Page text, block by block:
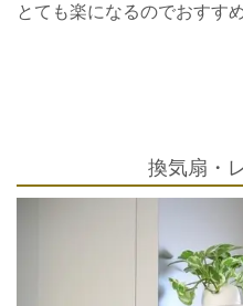
とても楽になるのでおすす
換気扇・